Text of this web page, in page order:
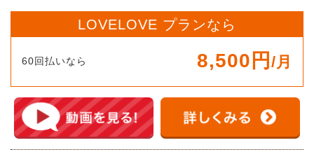
LOVELOVE プランなら
60回払いなら 8,500円 /月